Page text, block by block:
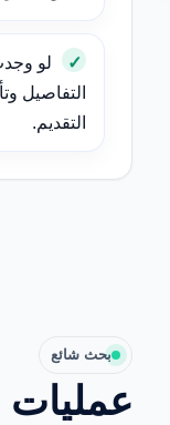
لو
التفاصيل
التقديم.
بحث شائع